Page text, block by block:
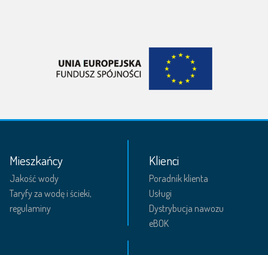
Mieszkańcy
Jakość wody
Taryfy za wodę i ścieki,
regulaminy
Klienci
Poradnik klienta
Usługi
Dystrybucja nawozu
eBOK